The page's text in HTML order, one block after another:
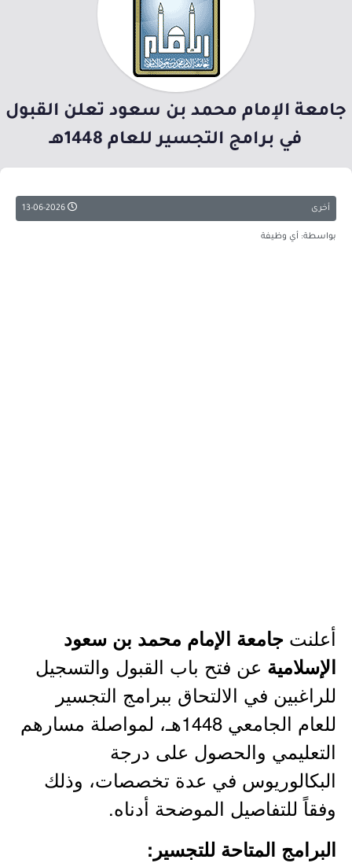
جامعة الإمام محمد بن سعود تعلن القبول
في برامج التجسير للعام 1448هـ
أخرى
بواسطة: أي وظيفة
أعلنت جامعة الإمام محمد بن سعود
الإسلامية عن فتح باب القبول والتسجيل
للراغبين في الالتحاق ببرامج التجسير
للعام الجامعي 1448هـ، لمواصلة مسارهم
التعليمي والحصول على درجة
البكالوريوس في عدة تخصصات، وذلك
وفقاً للتفاصيل الموضحة أدناه.
البرامج المتاحة للتجسير: